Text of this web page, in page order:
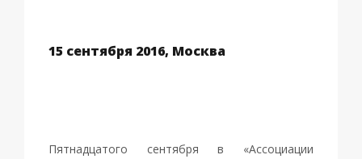
15 сентября 2016, Москва
Пятнадцатого сентября в «Ассоциации